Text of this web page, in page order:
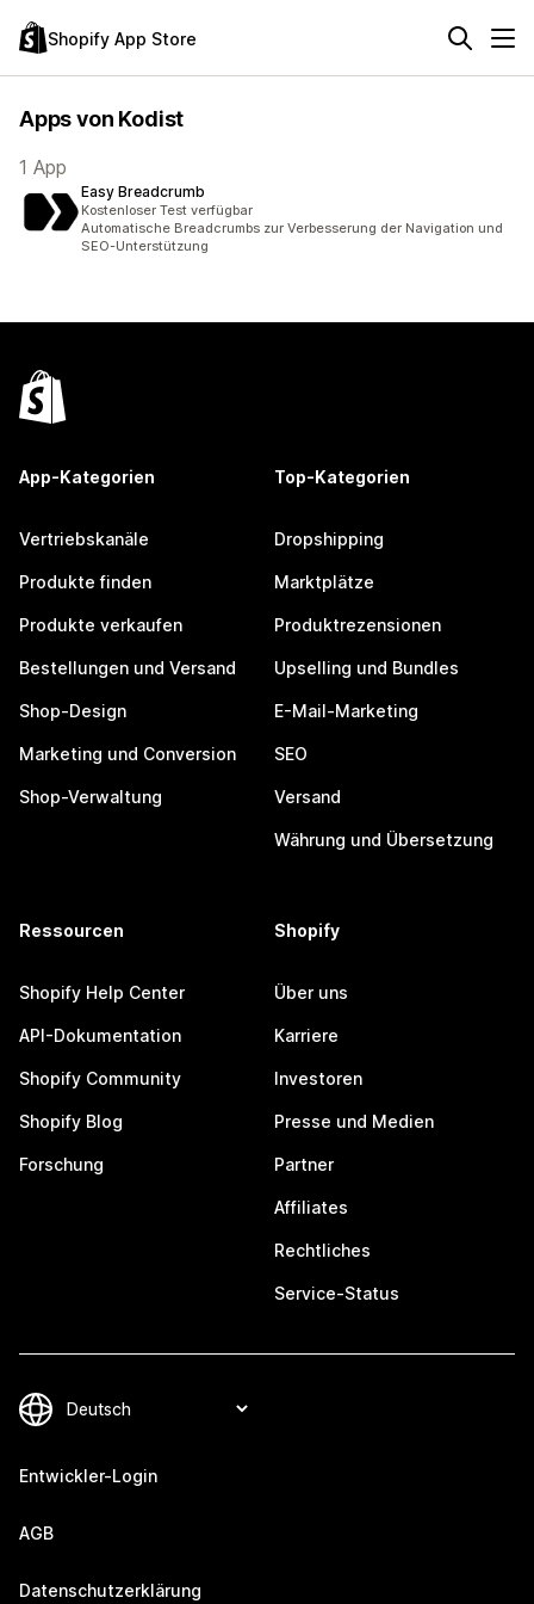
Shopify App Store
Apps von Kodist
1 App
Easy Breadcrumb
Kostenloser Test verfügbar
Automatische Breadcrumbs zur Verbesserung der Navigation und
SEO-Unterstützung
App-Kategorien
Vertriebskanäle
Produkte finden
Produkte verkaufen
Bestellungen und Versand
Shop-Design
Marketing und Conversion
Shop-Verwaltung
Top-Kategorien
Dropshipping
Marktplätze
Produktrezensionen
Upselling und Bundles
E-Mail-Marketing
SEO
Versand
Währung und Übersetzung
Ressourcen
Shopify Help Center
API-Dokumentation
Shopify Community
Shopify Blog
Forschung
Shopify
Über uns
Karriere
Investoren
Presse und Medien
Partner
Affiliates
Rechtliches
Service-Status
Entwickler-Login
AGB
Datenschutzerklärung